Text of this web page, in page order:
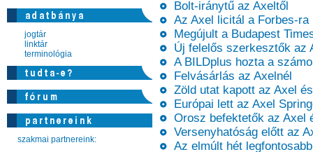
jogtár
linktár
terminológia
szakmai partnereink:
Bolt-iránytű az Axeltől
Az Axel licitál a Forbes-ra
Megújult a Budapest
Új felelős szerkesztők az
A BILDplus hozta a
Felvásárlás az Axelnél
Zöld utat kapott az Axel
Európai lett az Axel
Orosz befektetők az Axel
Versenyhatóság előtt az
Az elmúlt hét